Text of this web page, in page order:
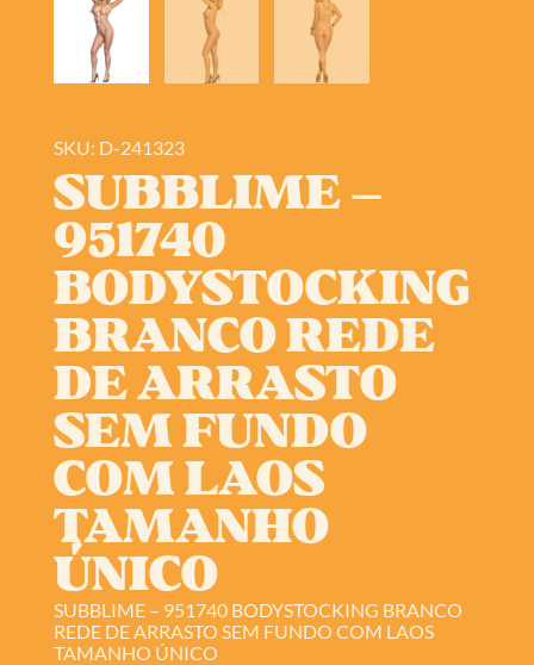
SKU: D-241323
SUBBLIME –
951740
BODYSTOCKING
BRANCO REDE
DE ARRASTO
SEM FUNDO
COM LAOS
TAMANHO
ÚNICO
SUBBLIME – 951740 BODYSTOCKING BRANCO
REDE DE ARRASTO SEM FUNDO COM LAOS
TAMANHO ÚNICO